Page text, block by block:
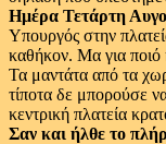
Ημέρα Τετάρτη
Υπουργός στην
καθήκον. Μα για ποιό
Τα μαντάτα από τα
τίποτα δε μπορούσε
κεντρική πλατεία
Σαν και ήλθε το